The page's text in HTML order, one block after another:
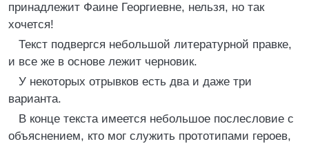
принадлежит Фаине Георгиевне, нельзя, но так
хочется!
Текст подвергся небольшой литературной правке,
и все же в основе лежит черновик.
У некоторых отрывков есть два и даже три
варианта.
В конце текста имеется небольшое послесловие с
объяснением, кто мог служить прототипами героев,